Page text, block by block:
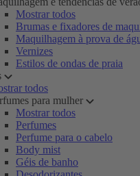
Mostrar todos
Brumas e fixadores de
Maquilhagem à prova de
Vernizes
Estilos de ondas de praia
todos
para mulher
Mostrar todos
Perfumes
Perfume para o cabelo
Body mist
Géis de banho